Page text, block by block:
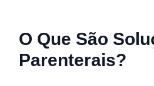
O Que São
Parenterais?